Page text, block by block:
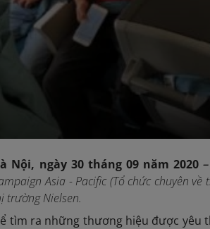
Nội, ngày 30 tháng 09 năm 2020 –
Asia - Pacific (Tổ chức chuyên
trường Nielsen.
tìm ra những thương hiệu được yêu